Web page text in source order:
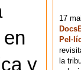
y
17
la